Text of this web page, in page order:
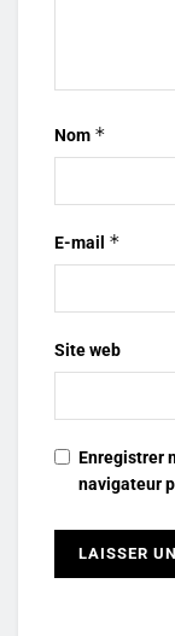
Nom *
E-mail *
Site web
Enregistrer
navigateur